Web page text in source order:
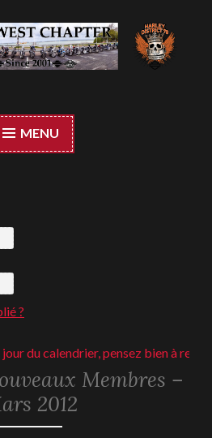
MENU
?
du calendrier, pensez bien à
Membres –
2012